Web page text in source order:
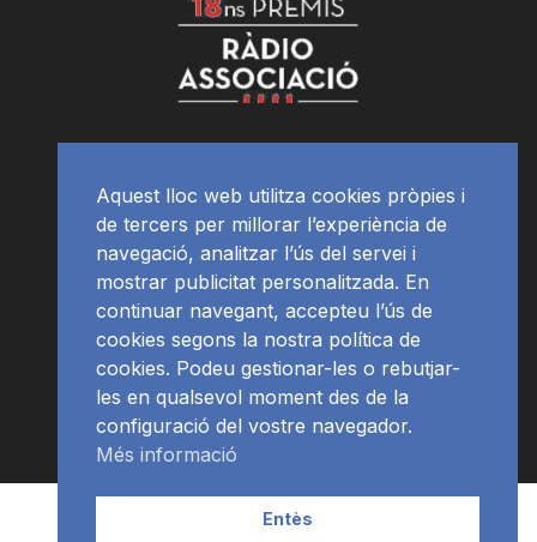
APP Programació
Aquest lloc web utilitza cookies pròpies i
de tercers per millorar l’experiència de
navegació, analitzar l’ús del servei i
mostrar publicitat personalitzada. En
continuar navegant, accepteu l’ús de
cookies segons la nostra política de
cookies. Podeu gestionar-les o rebutjar-
les en qualsevol moment des de la
configuració del vostre navegador.
Més informació
Entès